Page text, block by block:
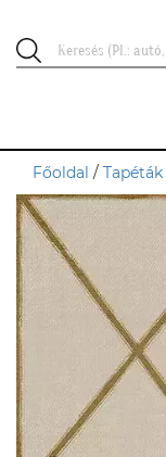
Főoldal / Tapéták